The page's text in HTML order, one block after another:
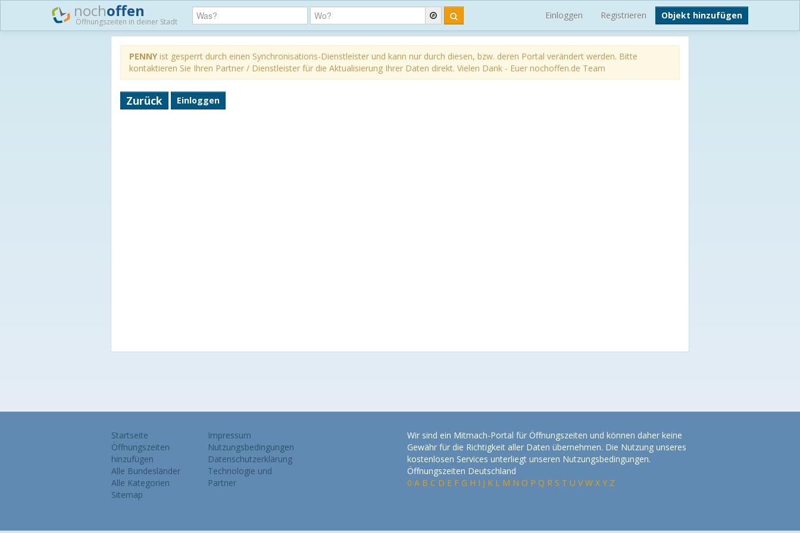
nochoffen
Öffnungszeiten in deiner Stadt
Einloggen Registrieren Objekt hinzufügen
PENNYist gesperrt durch einen Synchronisations-Dienstleister und kann nur durch diesen, bzw. deren Portal verändert werden. Bitte
kontaktieren Sie Ihren Partner / Dienstleister für die Aktualisierung Ihrer Daten direkt. Vielen Dank - Euer nochoffen.de Team
Zurück Einloggen
Startseite
Öffnungszeiten
hinzufügen
Alle Bundesländer
Alle Kategorien
Sitemap
Impressum
Nutzungsbedingungen
Datenschutzerklärung
Technologie und
Partner
Wir sind ein Mitmach-Portal für Öffnungszeiten und können daher keine
Gewähr für die Richtigkeit aller Daten übernehmen. Die Nutzung unseres
kostenlosen Services unterliegt unseren Nutzungsbedingungen.
Öffnungszeiten Deutschland
0 A B C D E F G H I J K L M N O P Q R S T U V W X Y Z